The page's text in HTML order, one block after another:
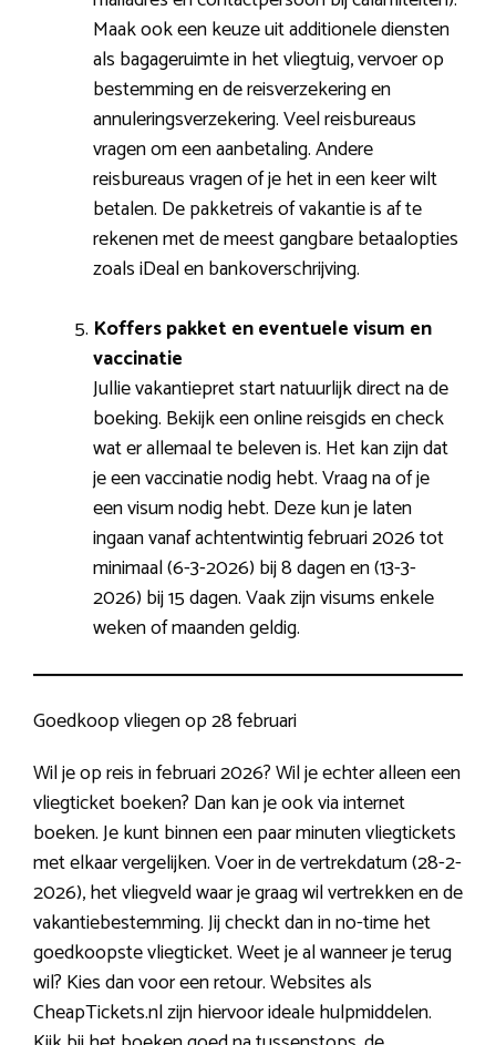
Maak ook een keuze uit additionele diensten
als bagageruimte in het vliegtuig, vervoer op
bestemming en de reisverzekering en
annuleringsverzekering. Veel reisbureaus
vragen om een aanbetaling. Andere
reisbureaus vragen of je het in een keer wilt
betalen. De pakketreis of vakantie is af te
rekenen met de meest gangbare betaalopties
zoals iDeal en bankoverschrijving.
Koffers pakket en eventuele visum en
vaccinatie
Jullie vakantiepret start natuurlijk direct na de
boeking. Bekijk een online reisgids en check
wat er allemaal te beleven is. Het kan zijn dat
je een vaccinatie nodig hebt. Vraag na of je
een visum nodig hebt. Deze kun je laten
ingaan vanaf achtentwintig februari 2026 tot
minimaal (6-3-2026) bij 8 dagen en (13-3-
2026) bij 15 dagen. Vaak zijn visums enkele
weken of maanden geldig.
Goedkoop vliegen op 28 februari
Wil je op reis in februari 2026? Wil je echter alleen een
vliegticket boeken? Dan kan je ook via internet
boeken. Je kunt binnen een paar minuten vliegtickets
met elkaar vergelijken. Voer in de vertrekdatum (28-2-
2026), het vliegveld waar je graag wil vertrekken en de
vakantiebestemming. Jij checkt dan in no-time het
goedkoopste vliegticket. Weet je al wanneer je terug
wil? Kies dan voor een retour. Websites als
CheapTickets.nl zijn hiervoor ideale hulpmiddelen.